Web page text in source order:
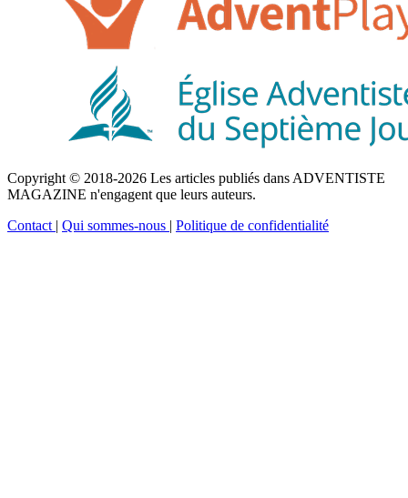
Copyright © 2018-2026 Les articles publiés dans ADVENTISTE
MAGAZINE n'engagent que leurs auteurs.
Contact | Qui sommes-nous | Politique de confidentialité